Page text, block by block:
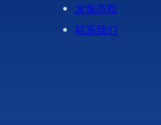
发展历程
联系我们